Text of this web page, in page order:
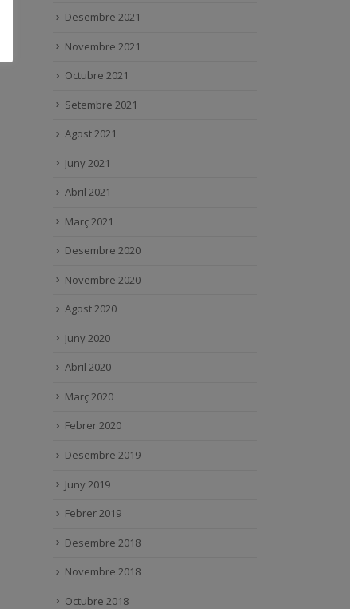
Desembre 2021
Novembre 2021
Octubre 2021
Setembre 2021
Agost 2021
Juny 2021
Abril 2021
Març 2021
Desembre 2020
Novembre 2020
Agost 2020
Juny 2020
Abril 2020
Març 2020
Febrer 2020
Desembre 2019
Juny 2019
Febrer 2019
Desembre 2018
Novembre 2018
Octubre 2018